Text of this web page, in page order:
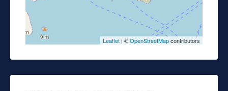
Leaflet | ©OpenStreetMapcontributors